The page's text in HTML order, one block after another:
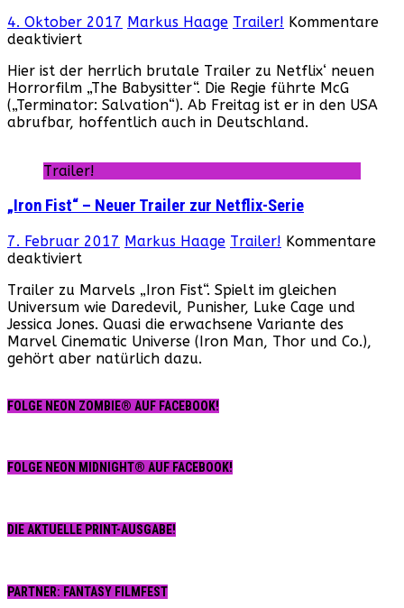
4. Oktober 2017 Markus Haage Trailer! Kommentare
deaktiviert
Babysitter“
–
Trailer
zum
Hier ist der herrlich brutale Trailer zu Netflix‘ neuen
Horrorfilm „The Babysitter“. Die Regie führte McG
(„Terminator: Salvation“). Ab Freitag ist er in den USA
abrufbar, hoffentlich auch in Deutschland.
Trailer!
„Iron Fist“ – Neuer Trailer zur Netflix-Serie
7. Februar 2017 Markus Haage Trailer! Kommentare
deaktiviertfür
Fist“
–
Neuer
Trailer
zur
Serie
Trailer zu Marvels „Iron Fist“. Spielt im gleichen
Universum wie Daredevil, Punisher, Luke Cage und
Jessica Jones. Quasi die erwachsene Variante des
Marvel Cinematic Universe (Iron Man, Thor und Co.),
gehört aber natürlich dazu.
FOLGE NEON ZOMBIE® AUF FACEBOOK!
FOLGE NEON MIDNIGHT® AUF FACEBOOK!
DIE AKTUELLE PRINT-AUSGABE!
PARTNER: FANTASY FILMFEST